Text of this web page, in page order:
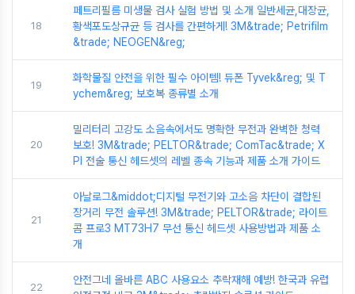
18
페트리필름 미생물 검사 실험 방법 및 소개 일반세균,대장균,
황색포도상규균 등 검사를 간편하게! 3M&trade; Petrifilm
&trade; NEOGEN&reg;
19
화학물질 안전을 위한 필수 아이템! 듀폰 Tyvek&reg; 및 T
ychem&reg; 보호복 종류별 소개
20
밀리터리 고강도 소음속에서도 명확한 무전과 완벽한 청력
보호! 3M&trade; PELTOR&trade; ComTac&trade; X
PI 전술 통신 헤드셋의 레벨 종속 기능과 제품 소개 가이드
21
아날로그&middot;디지털 무전기와 고소음 차단이 결합된
장거리 무전 솔루션! 3M&trade; PELTOR&trade; 라이트
콤 프로3 MT73H7 무선 통신 헤드셋 사용방법과 제품 소
개
22
안전그네 올바른 ABC 사용요소 추락재해 예방! 한국과 유럽